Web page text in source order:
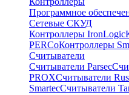
Программное
Сетевые СКУД
Контроллеры IronLogic
PERCoКонтроллеры
Считыватели
Считыватели Parsec
PROXСчитыватели
SmartecСчитыватели